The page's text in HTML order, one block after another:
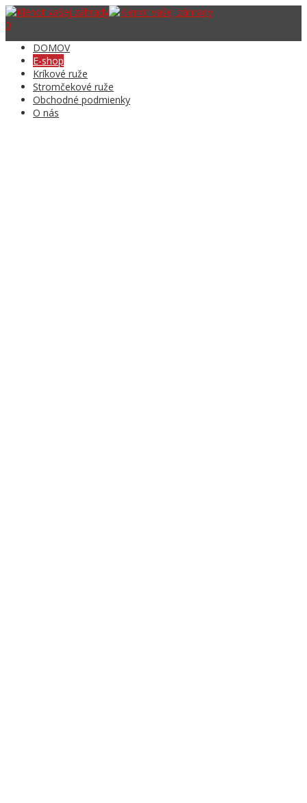
0
DOMOV
E-shop
Kríkové ruže
Stromčekové ruže
Obchodné podmienky
O nás